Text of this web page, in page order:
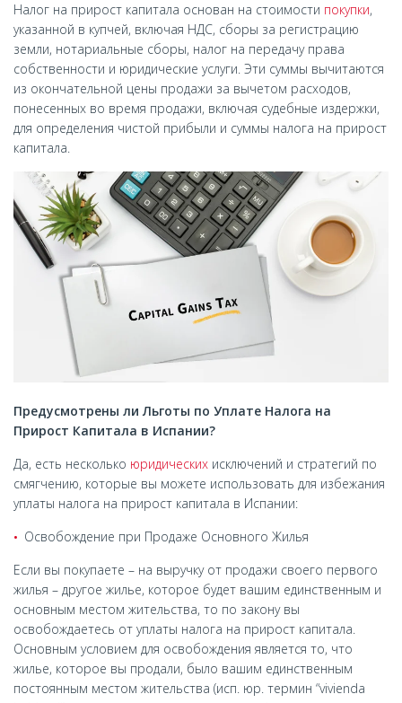
Налог на прирост капитала основан на стоимости покупки,
указанной в купчей, включая НДС, сборы за регистрацию
земли, нотариальные сборы, налог на передачу права
собственности и юридические услуги. Эти суммы вычитаются
из окончательной цены продажи за вычетом расходов,
понесенных во время продажи, включая судебные издержки,
для определения чистой прибыли и суммы налога на прирост
капитала.
Предусмотрены ли Льготы по Уплате Налога на
Прирост Капитала в Испании?
Да, есть несколько юридических исключений и стратегий по
смягчению, которые вы можете использовать для избежания
уплаты налога на прирост капитала в Испании:
Освобождение при Продаже Основного Жилья
Если вы покупаете – на выручку от продажи своего первого
жилья – другое жилье, которое будет вашим единственным и
основным местом жительства, то по закону вы
освобождаетесь от уплаты налога на прирост капитала.
Основным условием для освобождения является то, что
жилье, которое вы продали, было вашим единственным
постоянным местом жительства (исп. юр. термин “vivienda